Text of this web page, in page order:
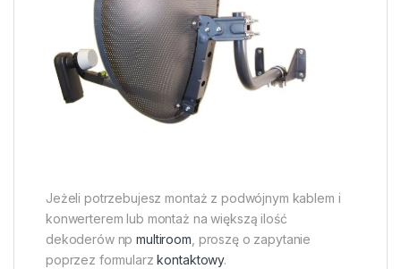
Jeżeli potrzebujesz montaż z podwójnym kablem i
konwerterem lub montaż na większą ilość
dekoderów npmultiroom , proszę o zapytanie
poprzez formularzkontaktowy.